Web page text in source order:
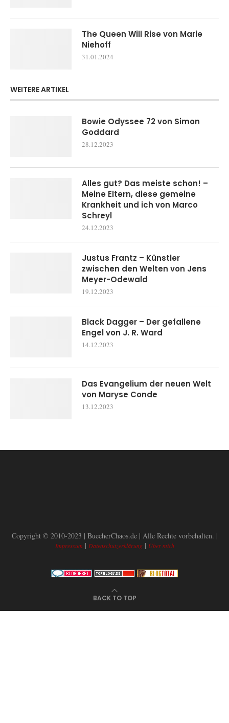
The Queen Will Rise von Marie
Niehoff
31.01.2024
WEITERE ARTIKEL
Bowie Odyssee 72 von Simon
Goddard
28.12.2023
Alles gut? Das meiste schon! –
Meine Eltern, diese gemeine
Krankheit und ich von Marco
Schreyl
24.12.2023
Justus Frantz – Künstler
zwischen den Welten von Jens
Meyer-Odewald
19.12.2023
Black Dagger – Der gefallene
Engel von J. R. Ward
14.12.2023
Das Evangelium der neuen Welt
von Maryse Conde
13.12.2023
Copyright © 2010-2023 | BuecherChaos.de | Alle Rechte vorbehalten. |
Impressum | Datenschutzerklärung| Über mich
BACK TO TOP